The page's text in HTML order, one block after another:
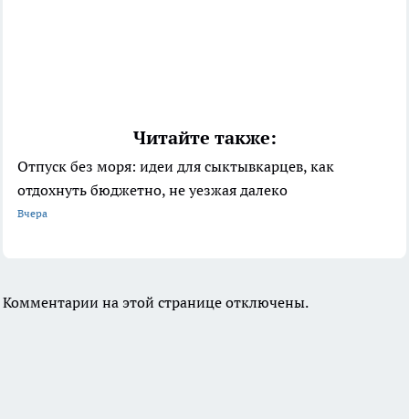
Читайте также:
Отпуск без моря: идеи для сыктывкарцев, как
отдохнуть бюджетно, не уезжая далеко
Вчера
Комментарии на этой странице отключены.